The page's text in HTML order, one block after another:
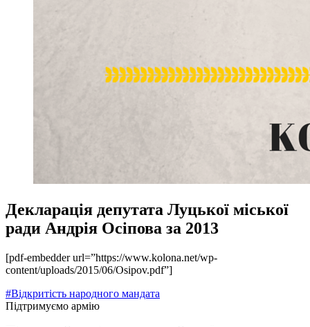
Декларація депутата Луцької міської
ради Андрія Осіпова за 2013
[pdf-embedder url=”https://www.kolona.net/wp-
content/uploads/2015/06/Osipov.pdf”]
#Відкритість народного мандата
Підтримуємо армію